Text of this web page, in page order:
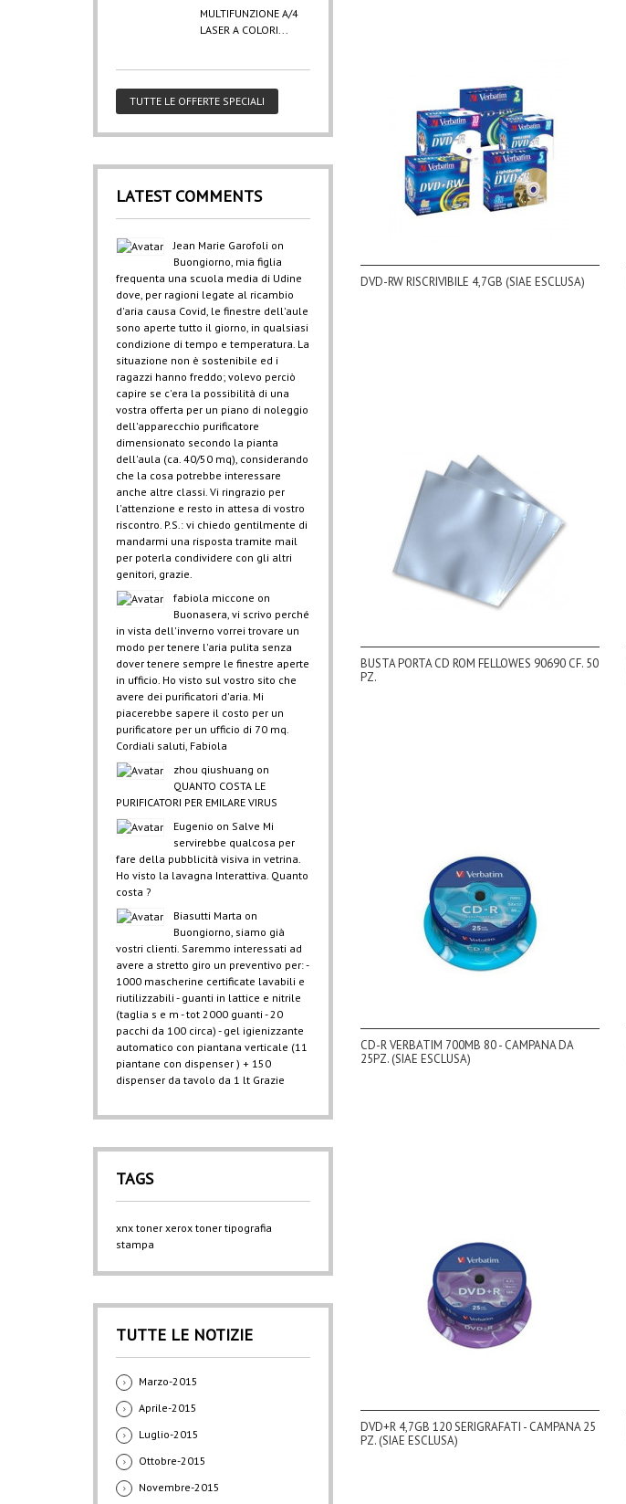
MULTIFUNZIONE A/4
LASER A COLORI...
TUTTE LE OFFERTE SPECIALI
LATEST COMMENTS
Jean Marie Garofoli on
Buongiorno, mia figlia
frequenta una scuola media di Udine
dove, per ragioni legate al ricambio
d'aria causa Covid, le finestre dell'aule
sono aperte tutto il giorno, in qualsiasi
condizione di tempo e temperatura. La
situazione non è sostenibile ed i
ragazzi hanno freddo; volevo perciò
capire se c'era la possibilità di una
vostra offerta per un piano di noleggio
dell'apparecchio purificatore
dimensionato secondo la pianta
dell'aula (ca. 40/50 mq), considerando
che la cosa potrebbe interessare
anche altre classi. Vi ringrazio per
l'attenzione e resto in attesa di vostro
riscontro. P.S.: vi chiedo gentilmente di
mandarmi una risposta tramite mail
per poterla condividere con gli altri
genitori, grazie.
fabiola miccone on
Buonasera, vi scrivo perché
in vista dell'inverno vorrei trovare un
modo per tenere l'aria pulita senza
dover tenere sempre le finestre aperte
in ufficio. Ho visto sul vostro sito che
avere dei purificatori d'aria. Mi
piacerebbe sapere il costo per un
purificatore per un ufficio di 70 mq.
Cordiali saluti, Fabiola
zhou qiushuang on
QUANTO COSTA LE
PURIFICATORI PER EMILARE VIRUS
Eugenio on Salve Mi
servirebbe qualcosa per
fare della pubblicità visiva in vetrina.
Ho visto la lavagna Interattiva. Quanto
costa ?
Biasutti Marta on
Buongiorno, siamo già
vostri clienti. Saremmo interessati ad
avere a stretto giro un preventivo per: -
1000 mascherine certificate lavabili e
riutilizzabili - guanti in lattice e nitrile
(taglia s e m - tot 2000 guanti - 20
pacchi da 100 circa) - gel igienizzante
automatico con piantana verticale (11
piantane con dispenser ) + 150
dispenser da tavolo da 1 lt Grazie
TAGS
xnx toner xerox toner tipografia
stampa
TUTTE LE NOTIZIE
Marzo-2015
Aprile-2015
Luglio-2015
Ottobre-2015
Novembre-2015
DVD-RW RISCRIVIBILE 4,7GB (SIAE ESCLUSA)
BUSTA PORTA CD ROM FELLOWES 90690 CF. 50
PZ.
CD-R VERBATIM 700MB 80 - CAMPANA DA
25PZ. (SIAE ESCLUSA)
DVD+R 4,7GB 120 SERIGRAFATI - CAMPANA 25
PZ. (SIAE ESCLUSA)